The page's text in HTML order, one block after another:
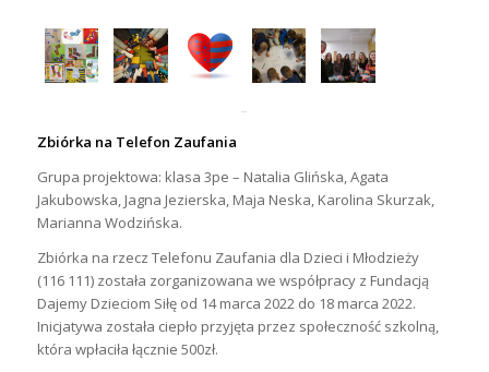
Zbiórka na Telefon Zaufania
Grupa projektowa: klasa 3pe – Natalia Glińska, Agata
Jakubowska, Jagna Jezierska, Maja Neska, Karolina Skurzak,
Marianna Wodzińska.
Zbiórka na rzecz Telefonu Zaufania dla Dzieci i Młodzieży
(116 111) została zorganizowana we współpracy z Fundacją
Dajemy Dzieciom Siłę od 14 marca 2022 do 18 marca 2022.
Inicjatywa została ciepło przyjęta przez społeczność szkolną,
która wpłaciła łącznie 500zł.